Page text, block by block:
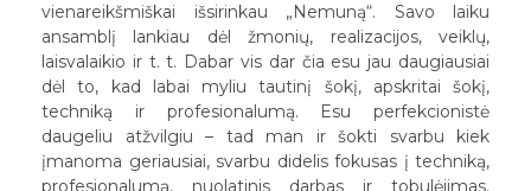
vienareikšmiškai išsirinkau „Nemuną“. Savo laiku
ansamblį lankiau dėl žmonių, realizacijos, veiklų,
laisvalaikio ir t. t. Dabar vis dar čia esu jau daugiausiai
dėl to, kad labai myliu tautinį šokį, apskritai šokį,
techniką ir profesionalumą. Esu perfekcionistė
daugeliu atžvilgiu – tad man ir šokti svarbu kiek
įmanoma geriausiai, svarbu didelis fokusas į techniką,
profesionalumą, nuolatinis darbas ir tobulėjimas.